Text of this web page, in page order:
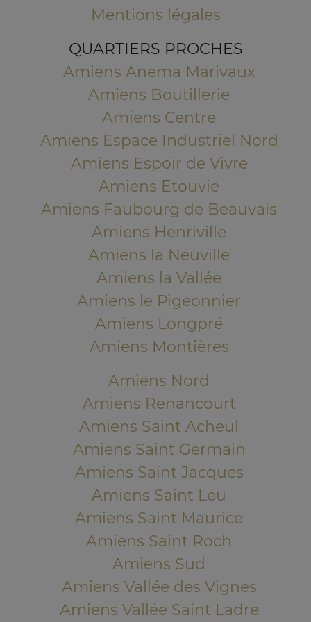
Mentions légales
QUARTIERS PROCHES
Amiens Anema Marivaux
Amiens Boutillerie
Amiens Centre
Amiens Espace Industriel Nord
Amiens Espoir de Vivre
Amiens Etouvie
Amiens Faubourg de Beauvais
Amiens Henriville
Amiens la Neuville
Amiens la Vallée
Amiens le Pigeonnier
Amiens Longpré
Amiens Montières
Amiens Nord
Amiens Renancourt
Amiens Saint Acheul
Amiens Saint Germain
Amiens Saint Jacques
Amiens Saint Leu
Amiens Saint Maurice
Amiens Saint Roch
Amiens Sud
Amiens Vallée des Vignes
Amiens Vallée Saint Ladre